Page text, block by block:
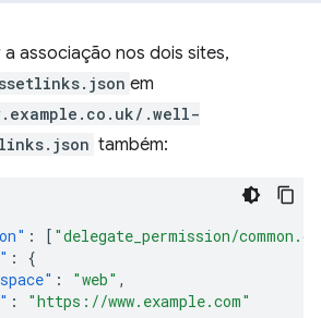
a associação nos dois sites,
em
.well-
também:
: [ "delegate_permission/
:
{
: "web" ,
:
"https://www.example.com"